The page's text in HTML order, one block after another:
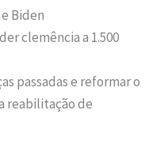
Biden
clemência a 1.500
passadas e reformar o
reabilitação de